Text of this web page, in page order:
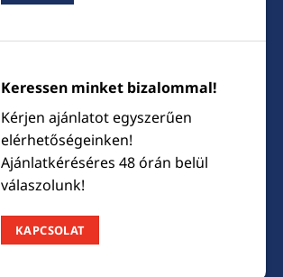
Keressen minket bizalommal!
Kérjen ajánlatot egyszerűen
elérhetőségeinken!
Ajánlatkéréséres 48 órán belül
válaszolunk!
KAPCSOLAT